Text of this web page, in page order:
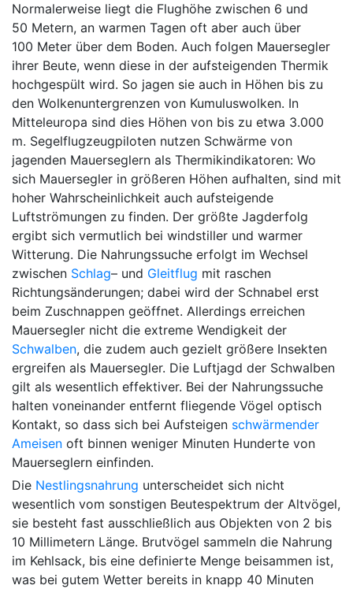
Normalerweise liegt die Flughöhe zwischen 6 und
50 Metern, an warmen Tagen oft aber auch über
100 Meter über dem Boden. Auch folgen Mauersegler
ihrer Beute, wenn diese in der aufsteigenden Thermik
hochgespült wird. So jagen sie auch in Höhen bis zu
den Wolkenuntergrenzen von Kumuluswolken. In
Mitteleuropa sind dies Höhen von bis zu etwa 3.000
m. Segelflugzeugpiloten nutzen Schwärme von
jagenden Mauerseglern als Thermikindikatoren: Wo
sich Mauersegler in größeren Höhen aufhalten, sind mit
hoher Wahrscheinlichkeit auch aufsteigende
Luftströmungen zu finden. Der größte Jagderfolg
ergibt sich vermutlich bei windstiller und warmer
Witterung. Die Nahrungssuche erfolgt im Wechsel
zwischen Schlag– und Gleitflug mit raschen
Richtungsänderungen; dabei wird der Schnabel erst
beim Zuschnappen geöffnet. Allerdings erreichen
Mauersegler nicht die extreme Wendigkeit der
Schwalben, die zudem auch gezielt größere Insekten
ergreifen als Mauersegler. Die Luftjagd der Schwalben
gilt als wesentlich effektiver. Bei der Nahrungssuche
halten voneinander entfernt fliegende Vögel optisch
Kontakt, so dass sich bei Aufsteigen schwärmender
Ameisen oft binnen weniger Minuten Hunderte von
Mauerseglern einfinden.
Die Nestlingsnahrung unterscheidet sich nicht
wesentlich vom sonstigen Beutespektrum der Altvögel,
sie besteht fast ausschließlich aus Objekten von 2 bis
10 Millimetern Länge. Brutvögel sammeln die Nahrung
im Kehlsack, bis eine definierte Menge beisammen ist,
was bei gutem Wetter bereits in knapp 40 Minuten